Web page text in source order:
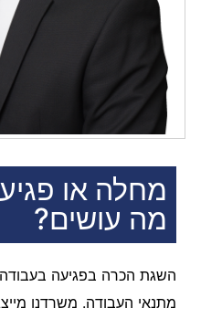
מחלה או
מה עושים?
השגת הכרה בפגיעה
מתנאי העבודה. משרדנו